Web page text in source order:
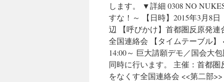
します。 ▼詳細 0308 NO
すな！～ 【日時】2015年3月8
辺 【呼びかけ】首都圏反原発
全国連絡会 【タイムテーブル
14:00～ 巨大請願デモ／国会大
同時に行います。 主催：首都
をなくす全国連絡会 <<第二部